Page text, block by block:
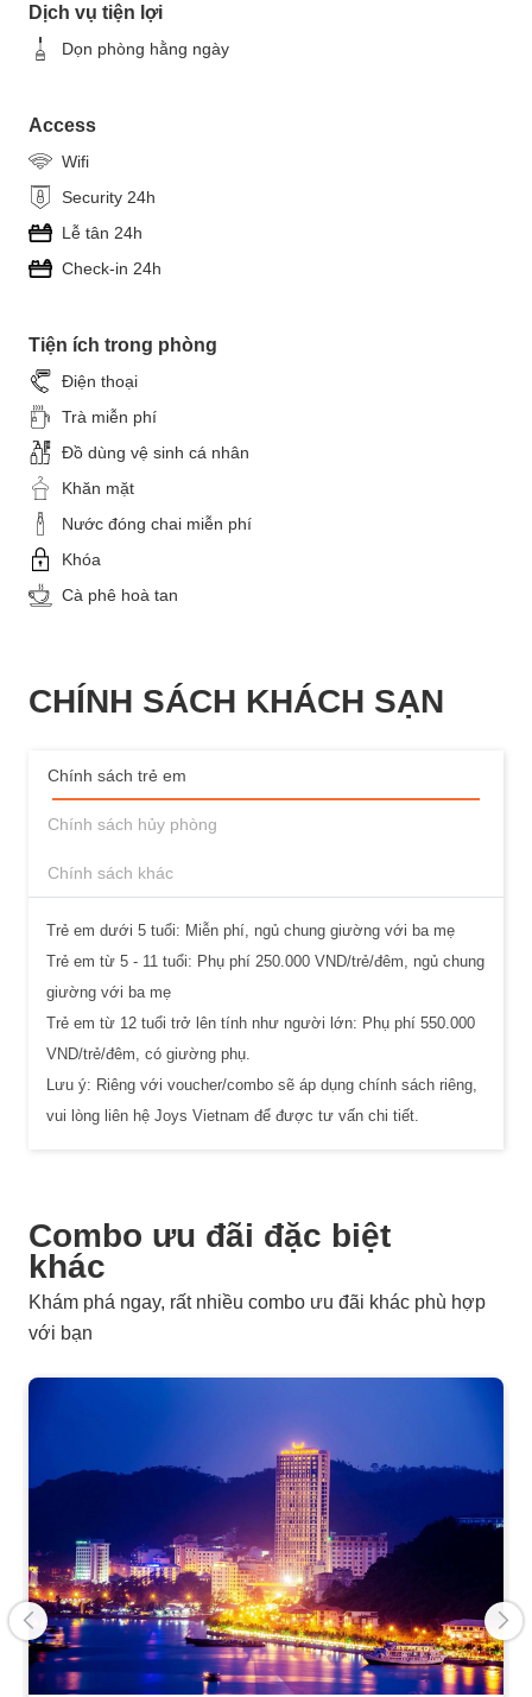
Dịch vụ tiện lợi
Dọn phòng hằng ngày
Access
Wifi
Security 24h
Lễ tân 24h
Check-in 24h
Tiện ích trong phòng
Điện thoại
Trà miễn phí
Đồ dùng vệ sinh cá nhân
Khăn mặt
Nước đóng chai miễn phí
Khóa
Cà phê hoà tan
CHÍNH SÁCH KHÁCH SẠN
Chính sách trẻ em
Chính sách hủy phòng
Chính sách khác
Trẻ em dưới 5 tuổi: Miễn phí, ngủ chung giường với ba mẹ
Trẻ em từ 5 - 11 tuổi: Phụ phí 250.000 VND/trẻ/đêm, ngủ chung
giường với ba mẹ
Trẻ em từ 12 tuổi trở lên tính như người lớn: Phụ phí 550.000
VND/trẻ/đêm, có giường phụ.
Lưu ý: Riêng với voucher/combo sẽ áp dụng chính sách riêng,
vui lòng liên hệ Joys Vietnam để được tư vấn chi tiết.
Combo ưu đãi đặc biệt
khác
Khám phá ngay, rất nhiều combo ưu đãi khác phù hợp
với bạn